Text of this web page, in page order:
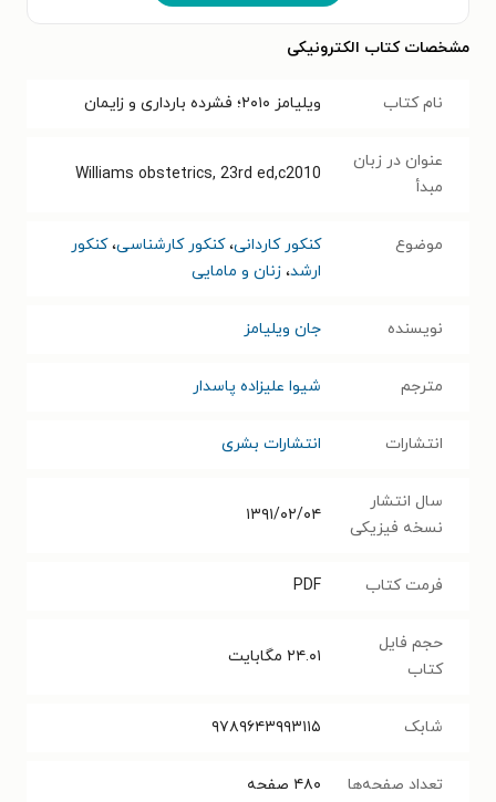
مشخصات کتاب الکترونیکی
نام کتاب ویلیامز ۲۰۱۰؛ فشرده بارداری و زایمان
عنوان در زبان
مبدأ
Williams obstetrics, 23rd ed,c2010
موضوع کنکور کاردانی،کنکور کارشناسی،کنکور
ارشد، زنان و مامایی
نویسنده جان ویلیامز
مترجم شیوا علیزاده پاسدار
انتشارات انتشارات بشری
سال انتشار
نسخه فیزیکی
۱۳۹۱/۰۲/۰۴
فرمت کتاب PDF
حجم فایل
کتاب
۲۴.۰۱ مگابایت
شابک ۹۷۸۹۶۴۳۹۹۳۱۱۵
تعداد صفحه‌ها ۴۸۰ صفحه